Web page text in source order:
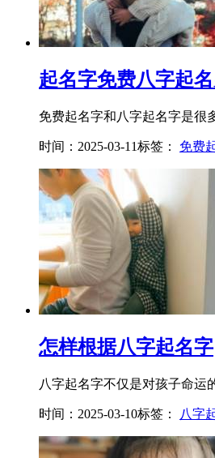
起名字免费八字起
免费起名字和八字起名字是很
时间：2025-03-11标签： 免费
怎样根据八字起名字
八字起名字不仅是对孩子命运
时间：2025-03-10标签： 八字